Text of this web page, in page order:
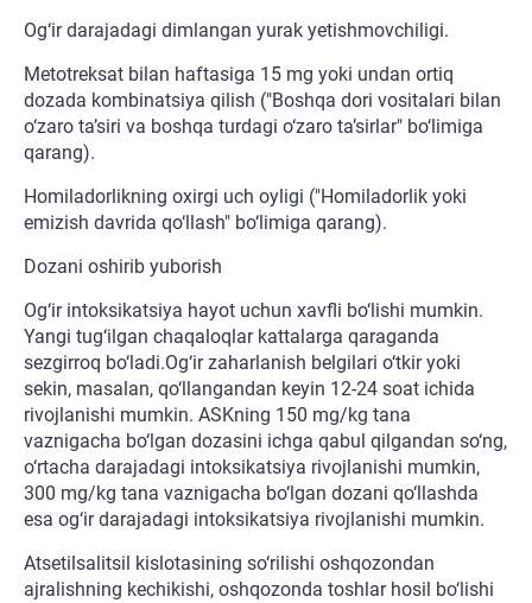
Og‘ir darajadagi dimlangan yurak yetishmovchiligi.
Metotreksat bilan haftasiga 15 mg yoki undan ortiq
dozada kombinatsiya qilish ("Boshqa dori vositalari bilan
o‘zaro ta’siri va boshqa turdagi o‘zaro ta’sirlar" bo‘limiga
qarang).
Homiladorlikning oxirgi uch oyligi ("Homiladorlik yoki
emizish davrida qo‘llash" bo‘limiga qarang).
Dozani oshirib yuborish
Og‘ir intoksikatsiya hayot uchun xavfli bo‘lishi mumkin.
Yangi tug‘ilgan chaqaloqlar kattalarga qaraganda
sezgirroq bo‘ladi.Og‘ir zaharlanish belgilari o‘tkir yoki
sekin, masalan, qo‘llangandan keyin 12-24 soat ichida
rivojlanishi mumkin. ASKning 150 mg/kg tana
vaznigacha bo‘lgan dozasini ichga qabul qilgandan so‘ng,
o‘rtacha darajadagi intoksikatsiya rivojlanishi mumkin,
300 mg/kg tana vaznigacha bo‘lgan dozani qo‘llashda
esa og‘ir darajadagi intoksikatsiya rivojlanishi mumkin.
Atsetilsalitsil kislotasining so‘rilishi oshqozondan
ajralishning kechikishi, oshqozonda toshlar hosil bo‘lishi